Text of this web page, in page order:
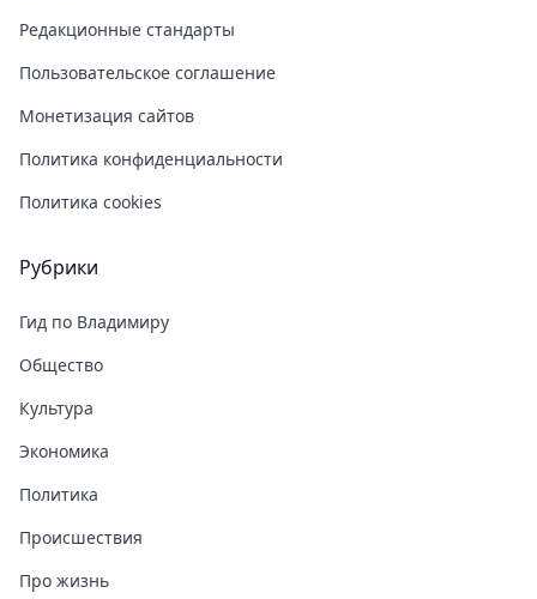
Редакционные стандарты
Пользовательское соглашение
Монетизация сайтов
Политика конфиденциальности
Политика cookies
Рубрики
Гид по Владимиру
Общество
Культура
Экономика
Политика
Происшествия
Про жизнь